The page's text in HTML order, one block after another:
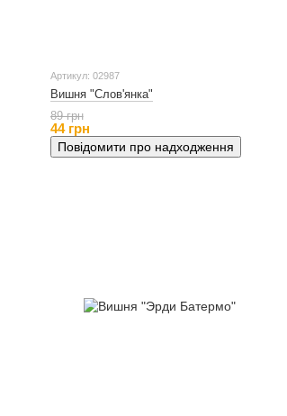
Артикул: 02987
Вишня "Слов'янка"
89 грн
44 грн
Повідомити про надходження